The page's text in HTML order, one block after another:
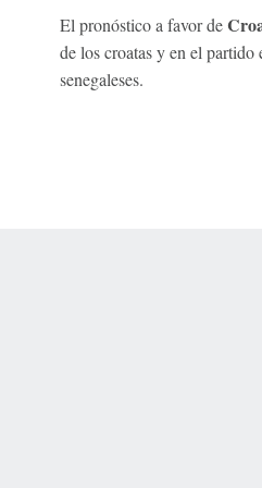
El pronóstico a favor de
de los croatas y en el partido
senegaleses.